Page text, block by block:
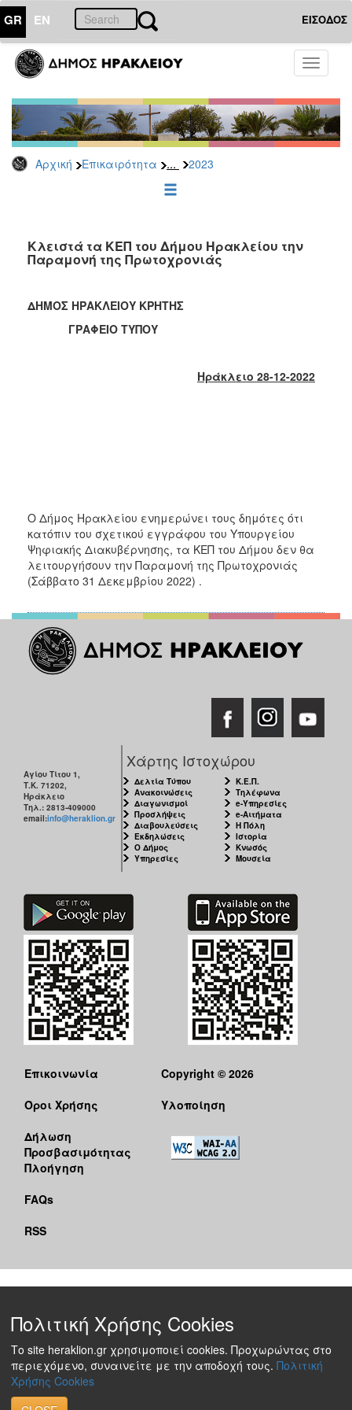
GR EN ΕΙΣΟΔΟΣ
Toggle
Αρχική Επικαιρότητα ... 2023
ΕΠΙΚΑΙΡΟΤΗΤΑ
Τύπου
Αρχείο
2026
2025
2022
2021
2019
2018
2006
ΕΠΙΣΚΕΠΤΗΣ
ΗΡΑΚΛΕΙΟ
Κλειστά τα ΚΕΠ του Δήμου Ηρακλείου την
Παραμονή της Πρωτοχρονιάς
ΔΗΜΟΣ ΗΡΑΚΛΕΙΟΥ ΚΡΗΤΗΣ
ΓΡΑΦΕΙΟ ΤΥΠΟΥ
Ηράκλειο 28-12-2022
Ο Δήμος Ηρακλείου ενημερώνει τους δημότες ότι
κατόπιν του σχετικού εγγράφου του Υπουργείου
Ψηφιακής Διακυβέρνησης, τα ΚΕΠ του Δήμου δεν θα
λειτουργήσουν την Παραμονή της Πρωτοχρονιάς
(Σάββατο 31 Δεκεμβρίου 2022) .
Αγίου Τίτου 1,
Τ.Κ. 71202,
Ηράκλειο
Τηλ.: 2813-409000
email:info@heraklion.gr
Χάρτης Ιστοχώρου
Δελτία Τύπου
Ανακοινώσεις
Διαγωνισμοί
Προσλήψεις
Διαβουλεύσεις
Εκδηλώσεις
Ο Δήμος
Υπηρεσίες
Κ.Ε.Π.
Τηλέφωνα
e-Υπηρεσίες
e-Αιτήματα
Η Πόλη
Ιστορία
Κνωσός
Μουσεία
Επικοινωνία
Όροι Χρήσης
Δήλωση
Προσβασιμότητας
Πλοήγηση
FAQs
RSS
Copyright © 2026
Υλοποίηση
Πολιτική Χρήσης Cookies
Το site heraklion.gr χρησιμοποιεί cookies. Προχωρώντας στο
περιεχόμενο, συναινείτε με την αποδοχή τους. Πολιτική
Χρήσης Cookies